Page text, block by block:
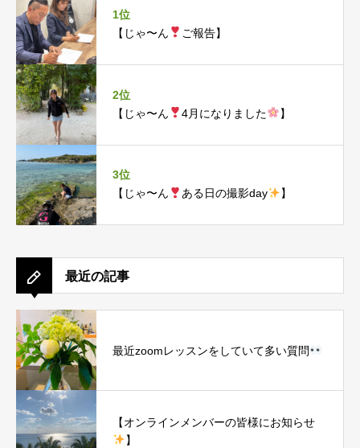
1位
【じゃ〜ん
ご報告】
2位
【じゃ〜ん
4月になりました 】
3位
【じゃ〜ん
ある日の撮影day 】
最近の記事
最近zoomレッスンをしていて多い質問
【オンラインメンバーの皆様にお知らせ
】